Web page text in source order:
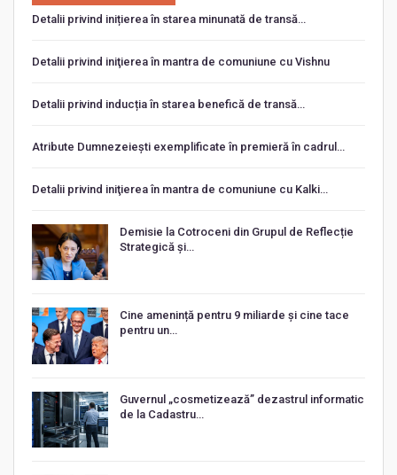
Detalii privind inițierea în starea minunată de transă…
Detalii privind iniţierea în mantra de comuniune cu Vishnu
Detalii privind inducția în starea benefică de transă…
Atribute Dumnezeiești exemplificate în premieră în cadrul…
Detalii privind iniţierea în mantra de comuniune cu Kalki…
Demisie la Cotroceni din Grupul de Reflecție
Strategică și…
Cine amenință pentru 9 miliarde și cine tace
pentru un…
Guvernul „cosmetizează” dezastrul informatic
de la Cadastru…